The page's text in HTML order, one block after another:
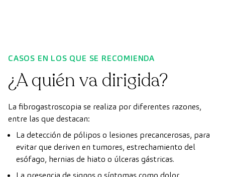
CASOS EN LOS QUE SE RECOMIENDA
¿A quién va dirigida?
La fibrogastroscopia se realiza por diferentes razones,
entre las que destacan:
La detección de pólipos o lesiones precancerosas, para
evitar que deriven en tumores, estrechamiento del
esófago, hernias de hiato o úlceras gástricas.